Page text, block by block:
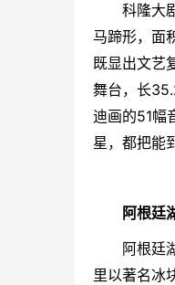
科隆大
马蹄形，面
既显出文艺
舞台，长
迪画的51幅
星，都把能
阿根廷
阿根廷
里以著名冰